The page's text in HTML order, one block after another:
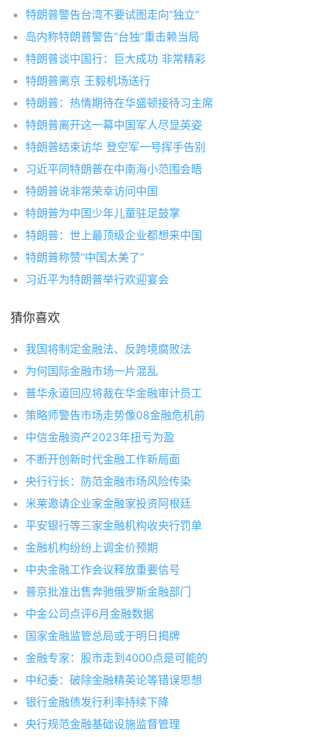
特朗普警告台湾不要试图走向“独立”
岛内称特朗普警告“台独”重击赖当局
特朗普谈中国行：巨大成功 非常精彩
特朗普离京 王毅机场送行
特朗普：热情期待在华盛顿接待习主席
特朗普离开这一幕中国军人尽显英姿
特朗普结束访华 登空军一号挥手告别
习近平同特朗普在中南海小范围会晤
特朗普说非常荣幸访问中国
特朗普为中国少年儿童驻足鼓掌
特朗普：世上最顶级企业都想来中国
特朗普称赞“中国太美了”
习近平为特朗普举行欢迎宴会
猜你喜欢
我国将制定金融法、反跨境腐败法
为何国际金融市场一片混乱
普华永道回应将裁在华金融审计员工
策略师警告市场走势像08金融危机前
中信金融资产2023年扭亏为盈
不断开创新时代金融工作新局面
央行行长：防范金融市场风险传染
米莱邀请企业家金融家投资阿根廷
平安银行等三家金融机构收央行罚单
金融机构纷纷上调金价预期
中央金融工作会议释放重要信号
普京批准出售奔驰俄罗斯金融部门
中金公司点评6月金融数据
国家金融监管总局或于明日揭牌
金融专家：股市走到4000点是可能的
中纪委：破除金融精英论等错误思想
银行金融债发行利率持续下降
央行规范金融基础设施监督管理